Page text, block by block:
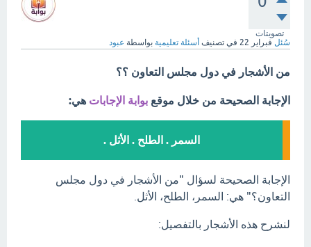
تصويتات
سُئل فبراير 22 في تصنيف أسئلة تعليمية بواسطة عبود
من الأشجار في دول مجلس التعاون ؟؟
الإجابة الصحيحة من خلال موقع بوابة الإجابات هي:
السمر . الطلح . الأثل .
الإجابة الصحيحة لسؤال "من الأشجار في دول مجلس
التعاون؟" هي: السمر، الطلح، الأثل.
لنشرح هذه الأشجار بالتفصيل: